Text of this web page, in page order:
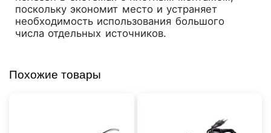
поскольку экономит место и устраняет
необходимость использования большого
числа отдельных источников.
Похожие товары